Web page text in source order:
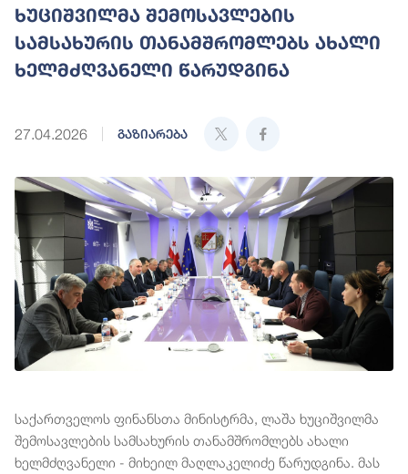
ხუციშვილმა შემოსავლების
სამსახურის თანამშრომლებს ახალი
ხელმძღვანელი წარუდგინა
27.04.2026 გაზიარება
საქართველოს ფინანსთა მინისტრმა, ლაშა ხუციშვილმა
შემოსავლების სამსახურის თანამშრომლებს ახალი
ხელმძღვანელი - მიხეილ მაღლაკელიძე წარუდგინა. მას